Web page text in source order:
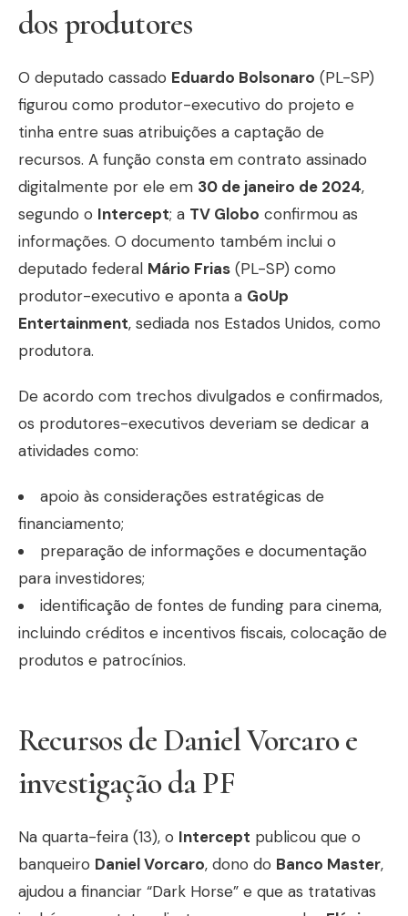
dos produtores
O deputado cassado Eduardo Bolsonaro (PL-SP)
figurou como produtor-executivo do projeto e
tinha entre suas atribuições a captação de
recursos. A função consta em contrato assinado
digitalmente por ele em 30 de janeiro de 2024,
segundo o Intercept; a TV Globo confirmou as
informações. O documento também inclui o
deputado federal Mário Frias (PL-SP) como
produtor-executivo e aponta a GoUp
Entertainment, sediada nos Estados Unidos, como
produtora.
De acordo com trechos divulgados e confirmados,
os produtores-executivos deveriam se dedicar a
atividades como:
apoio às considerações estratégicas de
financiamento;
preparação de informações e documentação
para investidores;
identificação de fontes de funding para cinema,
incluindo créditos e incentivos fiscais, colocação de
produtos e patrocínios.
Recursos de Daniel Vorcaro e
investigação da PF
Na quarta-feira (13), o Intercept publicou que o
banqueiro Daniel Vorcaro, dono do Banco Master,
ajudou a financiar “Dark Horse” e que as tratativas